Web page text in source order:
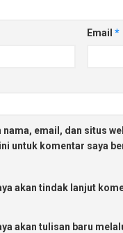
Email *
nama, email, dan situs
untuk komentar saya
akan tindak lanjut
akan tulisan baru